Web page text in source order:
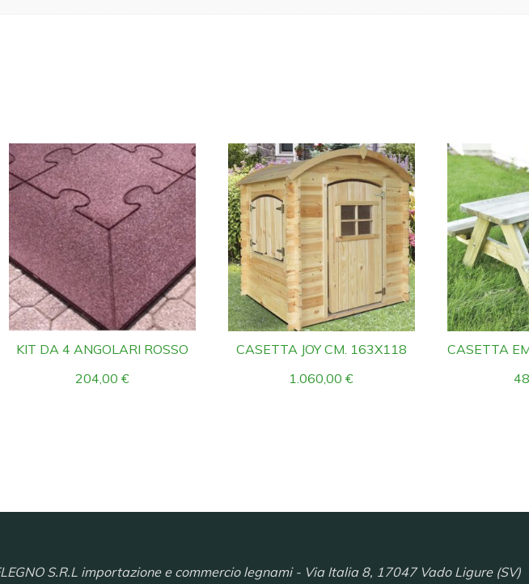
KIT DA 4 ANGOLARI ROSSO
204,00 €
CASETTA JOY CM. 163X118
1.060,00€
CASETTA
S.R.L importazione e commercio legnami - Via Italia 8, 17047 Vado Ligure (SV)